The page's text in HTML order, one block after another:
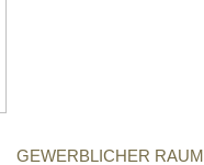
GEWERBLICHER RAUM